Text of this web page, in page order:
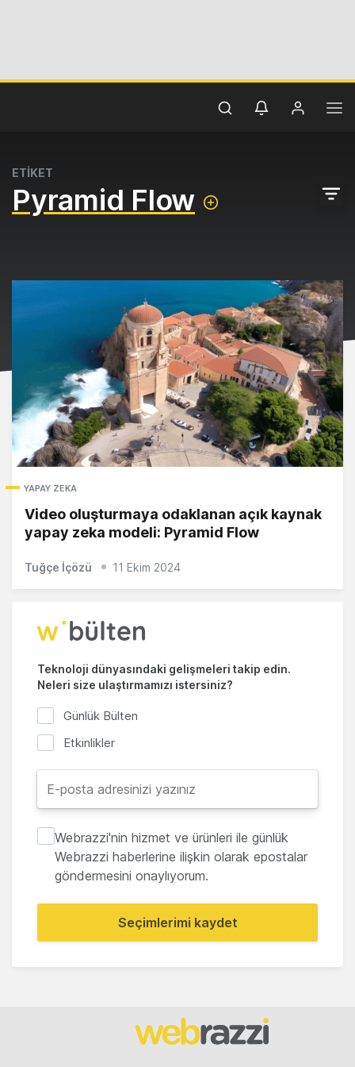
ETİKET
Pyramid Flow
YAPAY ZEKA
Video oluşturmaya odaklanan açık kaynak
yapay zeka modeli: Pyramid Flow
Tuğçe İçözü 11 Ekim 2024
Teknoloji dünyasındaki gelişmeleri takip edin.
Neleri size ulaştırmamızı istersiniz?
Günlük Bülten
Etkinlikler
Webrazzi'nin hizmet ve ürünleri ile günlük
Webrazzi haberlerine ilişkin olarak epostalar
göndermesini onaylıyorum.
Seçimlerimi kaydet